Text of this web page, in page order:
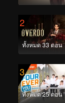
2
ทั้งหมด 33 ตอน
3
ทั้งหมด 25 ตอน